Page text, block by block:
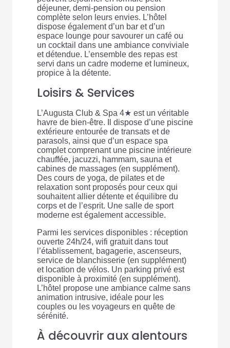
déjeuner, demi-pension ou pension
complète selon leurs envies. L’hôtel
dispose également d’un bar et d’un
espace lounge pour savourer un café ou
un cocktail dans une ambiance conviviale
et détendue. L’ensemble des repas est
servi dans un cadre moderne et lumineux,
propice à la détente.
Loisirs & Services
L’Augusta Club & Spa 4★ est un véritable
havre de bien-être. Il dispose d’une piscine
extérieure entourée de transats et de
parasols, ainsi que d’un espace spa
complet comprenant une piscine intérieure
chauffée, jacuzzi, hammam, sauna et
cabines de massages (en supplément).
Des cours de yoga, de pilates et de
relaxation sont proposés pour ceux qui
souhaitent allier détente et équilibre du
corps et de l’esprit. Une salle de sport
moderne est également accessible.
Parmi les services disponibles : réception
ouverte 24h/24, wifi gratuit dans tout
l’établissement, bagagerie, ascenseurs,
service de blanchisserie (en supplément)
et location de vélos. Un parking privé est
disponible à proximité (en supplément).
L’hôtel propose une ambiance calme sans
animation intrusive, idéale pour les
couples ou les voyageurs en quête de
sérénité.
À découvrir aux alentours